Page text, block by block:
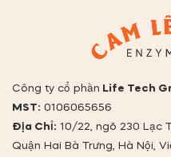
Công ty cổ phần Life Tech
MST: 0106065656
Địa Chỉ: 10/22, ngõ 230 Lạc
Quận Hai Bà Trưng, Hà Nội,